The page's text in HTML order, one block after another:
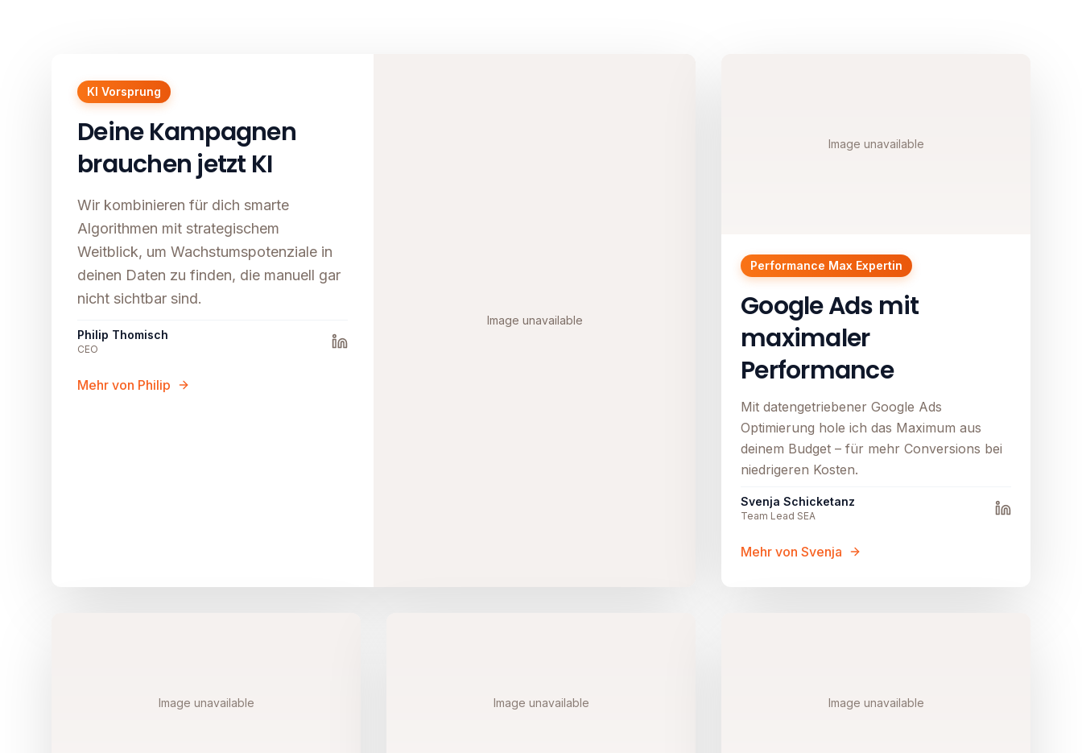
KI Vorsprung
Deine Kampagnen
brauchen jetzt KI
Wir kombinieren für dich smarte
Algorithmen mit strategischem
Weitblick, um Wachstumspotenziale in
deinen Daten zu finden, die manuell gar
nicht sichtbar sind.
Philip Thomisch
CEO
Mehr von Philip
Image unavailable
Image unavailable
Performance Max Expertin
Google Ads mit
maximaler
Performance
Mit datengetriebener Google Ads
Optimierung hole ich das Maximum aus
deinem Budget – für mehr Conversions bei
niedrigeren Kosten.
Svenja Schicketanz
Team Lead SEA
Mehr von Svenja
Image unavailable Image unavailable Image unavailable